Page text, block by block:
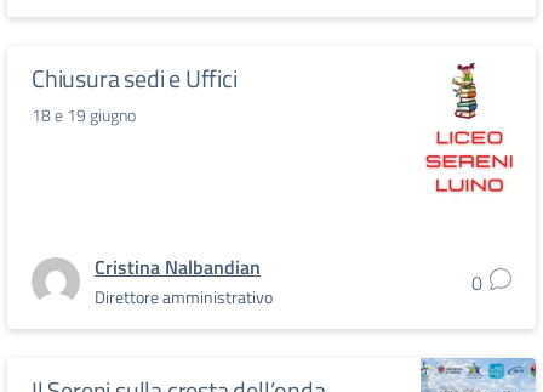
Chiusura sedi e Uffici
18 e 19 giugno
Cristina Nalbandian
Direttore amministrativo 0